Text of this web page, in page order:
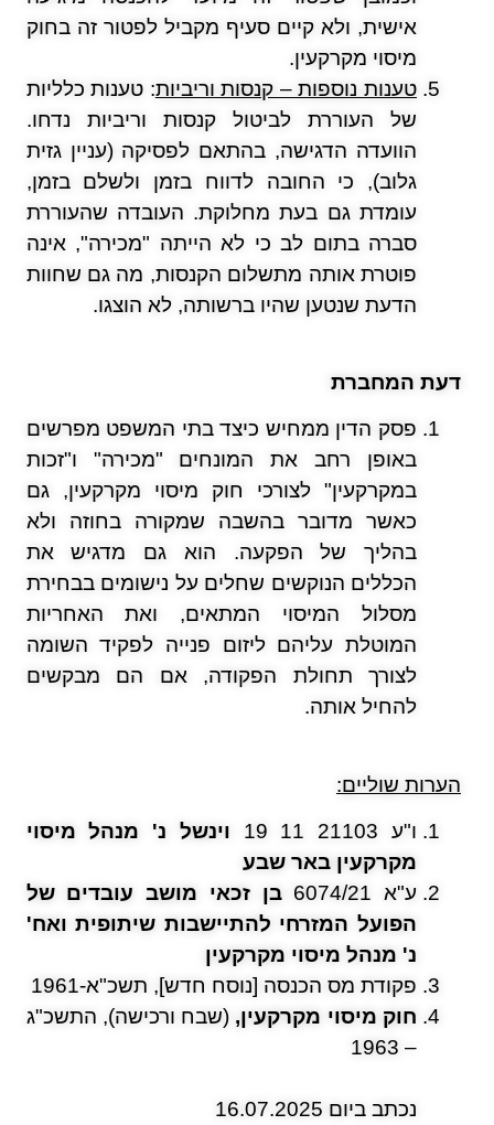
אישית, ולא קיים סעיף מקביל לפטור זה בחוק
מיסוי מקרקעין.
טענות נוספות – קנסות וריביות: טענות כלליות
של העוררת לביטול קנסות וריביות נדחו.
הוועדה הדגישה, בהתאם לפסיקה (עניין גזית
גלוב), כי החובה לדווח בזמן ולשלם בזמן,
עומדת גם בעת מחלוקת. העובדה שהעוררת
סברה בתום לב כי לא הייתה "מכירה", אינה
פוטרת אותה מתשלום הקנסות, מה גם שחוות
הדעת שנטען שהיו ברשותה, לא הוצגו.
דעת המחברת
פסק הדין ממחיש כיצד בתי המשפט מפרשים
באופן רחב את המונחים "מכירה" ו"זכות
במקרקעין" לצורכי חוק מיסוי מקרקעין, גם
כאשר מדובר בהשבה שמקורה בחוזה ולא
בהליך של הפקעה. הוא גם מדגיש את
הכללים הנוקשים שחלים על נישומים בבחירת
מסלול המיסוי המתאים, ואת האחריות
המוטלת עליהם ליזום פנייה לפקיד השומה
לצורך תחולת הפקודה, אם הם מבקשים
להחיל אותה.
הערות שוליים:
ו"ע 21103 11 19
וינשל נ' מנהל מיסוי
מקרקעין באר שבע
ע"א 6074/21
בן זכאי מושב עובדים של
הפועל המזרחי להתיישבות שיתופית ואח'
נ' מנהל מיסוי מקרקעין
פקודת מס הכנסה [נוסח חדש], תשכ"א-1961
חוק מיסוי מקרקעין, (שבח ורכישה), התשכ"ג
– 1963
נכתב ביום 16.07.2025